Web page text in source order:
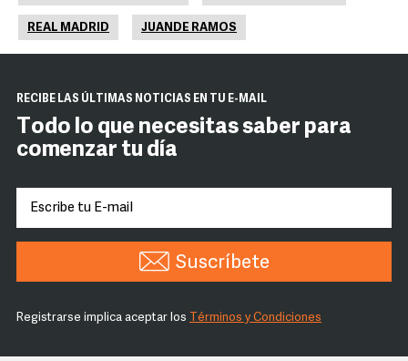
REAL MADRID JUANDE RAMOS
RECIBE LAS ÚLTIMAS NOTICIAS EN TU E-MAIL
Todo lo que necesitas saber para
comenzar tu día
Suscríbete
Registrarse implica aceptar los Términos y Condiciones